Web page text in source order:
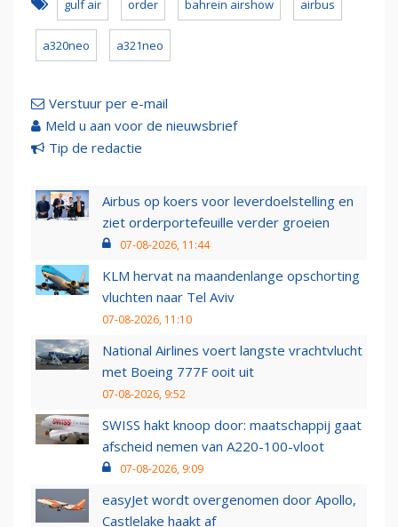
gulf air order bahrein airshow airbus
a320neo a321neo
Verstuur per e-mail
Meld u aan voor de nieuwsbrief
Tip de redactie
Airbus op koers voor leverdoelstelling en
ziet orderportefeuille verder groeien
07-08-2026, 11:44
KLM hervat na maandenlange opschorting
vluchten naar Tel Aviv
07-08-2026, 11:10
National Airlines voert langste vrachtvlucht
met Boeing 777F ooit uit
07-08-2026, 9:52
SWISS hakt knoop door: maatschappij gaat
afscheid nemen van A220-100-vloot
07-08-2026, 9:09
easyJet wordt overgenomen door Apollo,
Castlelake haakt af